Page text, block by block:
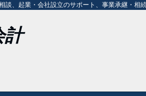
談、起業・会社設立のサポート、事業承継・相
計